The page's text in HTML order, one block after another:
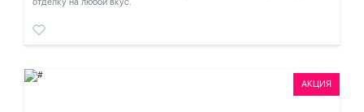
АКЦИЯ